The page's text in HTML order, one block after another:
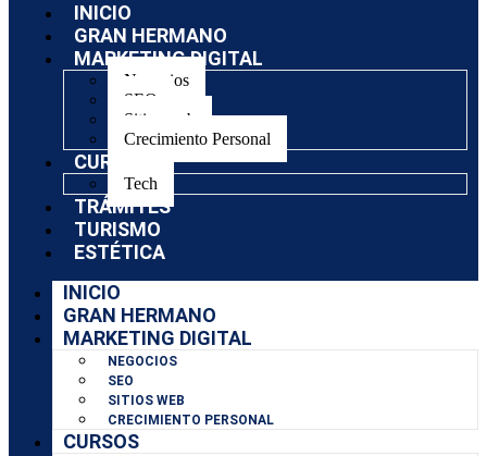
INICIO
GRAN HERMANO
MARKETING DIGITAL
Negocios
SEO
Sitios web
Crecimiento Personal
CURSOS
Tech
TRÁMITES
TURISMO
ESTÉTICA
INICIO
GRAN HERMANO
MARKETING DIGITAL
NEGOCIOS
SEO
SITIOS WEB
CRECIMIENTO PERSONAL
CURSOS